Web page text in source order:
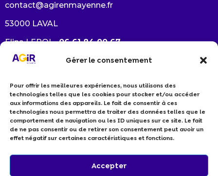
Gérer le consentement
Pour offrir les meilleures expériences, nous utilisons des
technologies telles que les cookies pour stocker et/ou accéder
aux informations des appareils. Le fait de consentir à ces
technologies nous permettra de traiter des données telles que le
comportement de navigation ou les ID uniques sur ce site. Le fait
de ne pas consentir ou de retirer son consentement peut avoir un
effet négatif sur certaines caractéristiques et fonctions.
Accepter
contact@agirenmayenne.fr
53000 LAVAL
Elina LEROI –06 61 84 00 67
Arlène GAUTRÉ –06 38 33 64 94
Je souhaite devenir membre
Je suis un professionnel RSE
Politiques de cookies
Politiques de confidentialité